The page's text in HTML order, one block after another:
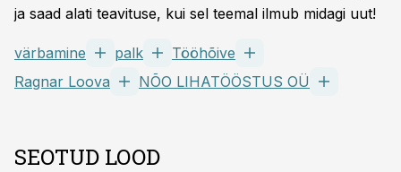
ja saad alati teavituse, kui sel teemal ilmub midagi uut!
värbamine palk
Tööhõive
Ragnar Loova
NÕO LIHATÖÖSTUS OÜ
SEOTUD LOOD